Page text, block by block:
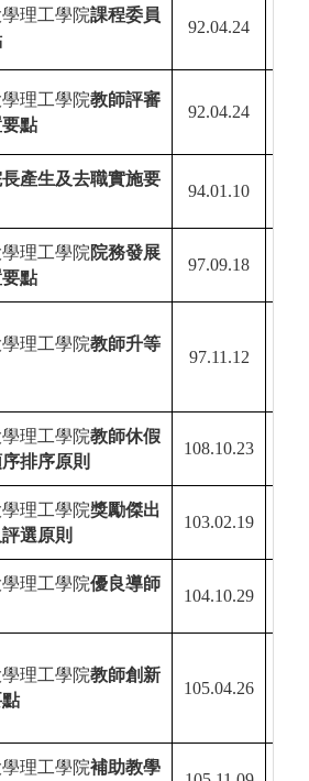
理工學院課程委員
92.04.24
理工學院教師評審
點
92.04.24
長產生及去職實施要
94.01.10
理工學院院務發展
點
97.09.18
理工學院教師升等
97.11.12
理工學院教師休假
排序原則
108.10.23
理工學院獎勵傑出
選原則
103.02.19
理工學院優良導師
104.10.29
理工學院教師創新
105.04.26
理工學院補助教學